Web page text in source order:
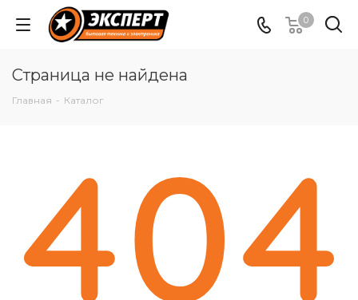
0
Страница не найдена
Главная - Каталог